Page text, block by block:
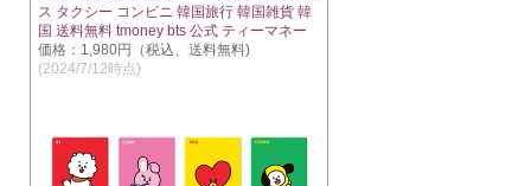
ス タクシー コンビニ 韓国旅行 韓国雑貨 韓
国 送料無料 tmoney bts 公式 ティーマネー
価格：1,980円（税込、送料無料)
(2024/7/12時点)